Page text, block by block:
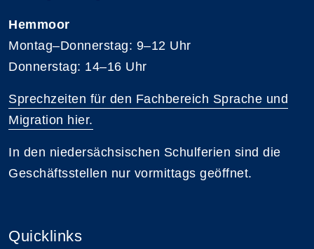
Hemmoor
Montag–Donnerstag: 9–12 Uhr
Donnerstag: 14–16 Uhr
Sprechzeiten für den Fachbereich Sprache und
Migration hier.
In den niedersächsischen Schulferien sind die
Geschäftsstellen nur vormittags geöffnet.
Quicklinks